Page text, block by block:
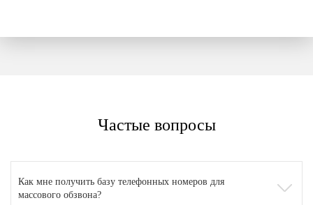
Частые вопросы
Как мне получить базу телефонных номеров для
массового обзвона?